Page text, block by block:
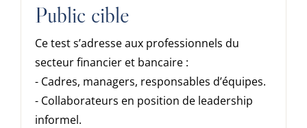
Public cible
Ce test s’adresse aux professionnels du
secteur financier et bancaire :
- Cadres, managers, responsables d’équipes.
- Collaborateurs en position de leadership
informel.